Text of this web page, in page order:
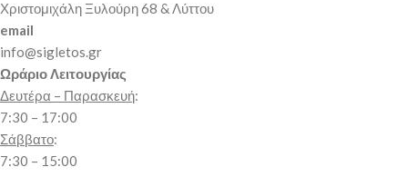
Χριστομιχάλη Ξυλούρη 68 & Λύττου
email
info@sigletos.gr
Ωράριο Λειτουργίας
Δευτέρα – Παρασκευή:
7:30 – 17:00
Σάββατο:
7:30 – 15:00